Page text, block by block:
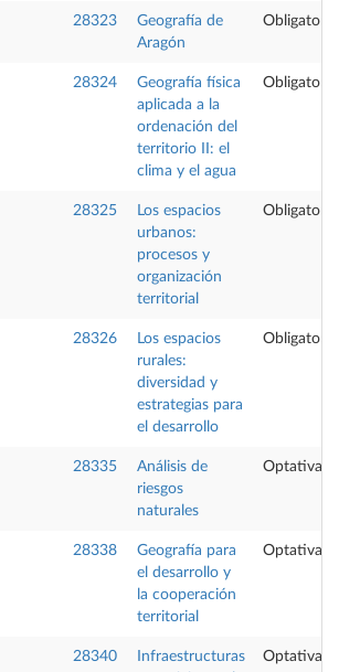
28323
Geografía de
Aragón
Obligatoria
28324
Geografía física
aplicada a la
ordenación del
territorio II: el
clima y el agua
Obligatoria
28325
Los espacios
urbanos:
procesos y
organización
territorial
Obligatoria
28326
Los espacios
rurales:
diversidad y
estrategias para
el desarrollo
Obligatoria
28335
Análisis de
riesgos
naturales
Optativa
28338
Geografía para
el desarrollo y
la cooperación
territorial
Optativa
28340
Infraestructuras
Optativa